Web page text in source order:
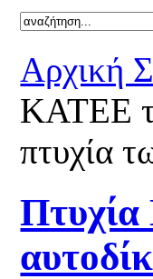
Αρχική
ΚΑΤΕΕ
πτυχία